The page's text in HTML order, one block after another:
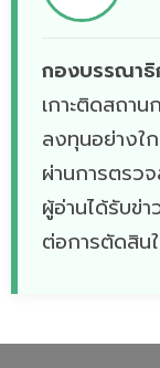
กองบรรณาธิ
เกาะติดสถา
ลงทุนอย่างใ
ผ่านการตรว
ผู้อ่านได้รับข่
ต่อการตัดสิน